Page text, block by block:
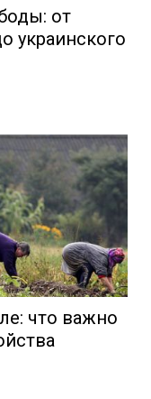
от
украинского
что важно